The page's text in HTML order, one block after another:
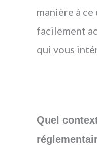
manière à
facilement
qui vous
Quel